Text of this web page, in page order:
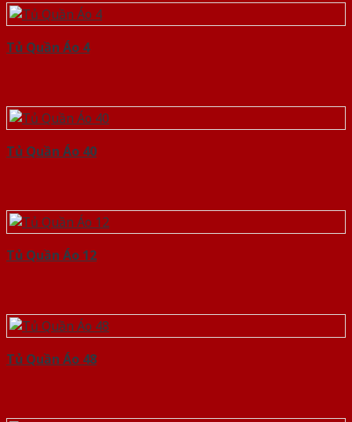
Tủ Quần Áo 4
Tủ Quần Áo 40
Tủ Quần Áo 12
Tủ Quần Áo 48